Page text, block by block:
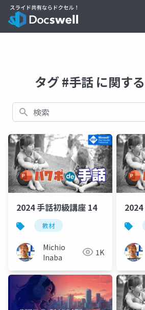
タグ #手話 に関す
検索
2024 手話初級講座 14
教材
Michio
Inaba
1K